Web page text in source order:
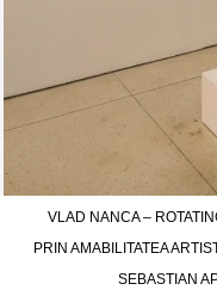
VLAD NANCA –
PRIN AMABILITATEA
SEBASTIAN